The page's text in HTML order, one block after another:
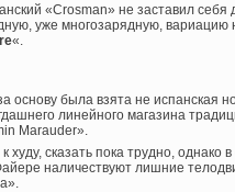
«Crosman» не заставил
уже многозарядную,
«.
основу была взята не испанская
линейного магазина
Marauder».
худу, сказать пока трудно,
наличествуют лишние